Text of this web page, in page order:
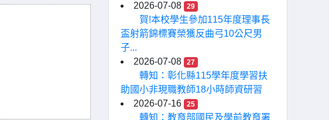
2026-07-08
29
賀!本校學生參加115年度理事長
盃射箭錦標賽榮獲反曲弓10公尺男
子...
2026-07-08
27
轉知：彰化縣115學年度學習扶
助國小非現職教師18小時師資研習
2026-07-16
25
轉知：教育部國民及學前教育署